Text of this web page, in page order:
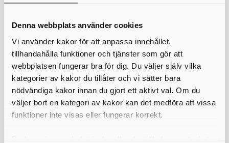
Denna webbplats använder cookies
Vi använder kakor för att anpassa innehållet,
tillhandahålla funktioner och tjänster som gör att
webbplatsen fungerar bra för dig. Du väljer själv vilka
kategorier av kakor du tillåter och vi sätter bara
nödvändiga kakor innan du gjort ett aktivt val. Om du
väljer bort en kategori av kakor kan det medföra att vissa
funktioner inte visas eller fungerar korrekt.
En jämlik och jämställd hälsa
Social risk- och möjlighetsanalys
God psykisk hälsa